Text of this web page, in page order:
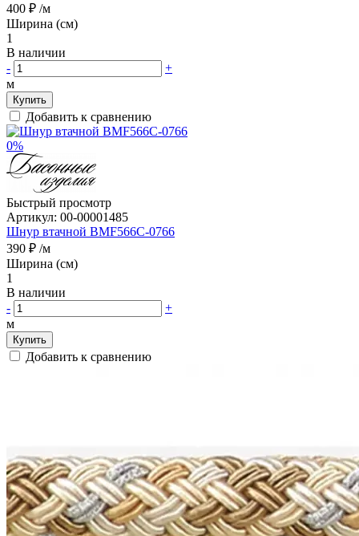
400 ₽ /м
Ширина (см)
1
В наличии
-
+
м
Купить
Добавить к сравнению
0%
Быстрый просмотр
Артикул: 00-00001485
Шнур втачной BMF566C-0766
390 ₽ /м
Ширина (см)
1
В наличии
-
+
м
Купить
Добавить к сравнению